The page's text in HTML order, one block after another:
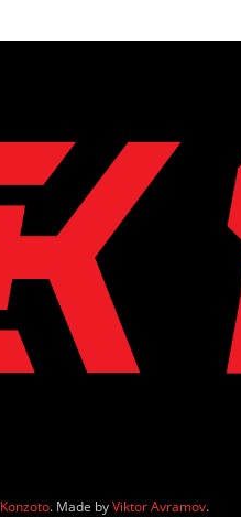
Konzoto. Made byViktor Avramov.